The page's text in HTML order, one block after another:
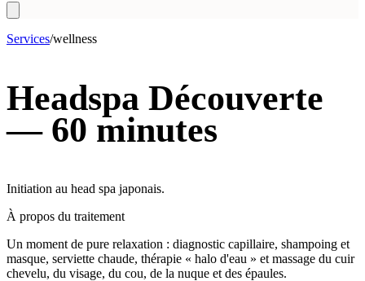
Services/wellness
Headspa Découverte
— 60 minutes
Initiation au head spa japonais.
À propos du traitement
Un moment de pure relaxation : diagnostic capillaire, shampoing et
masque, serviette chaude, thérapie « halo d'eau » et massage du cuir
chevelu, du visage, du cou, de la nuque et des épaules.